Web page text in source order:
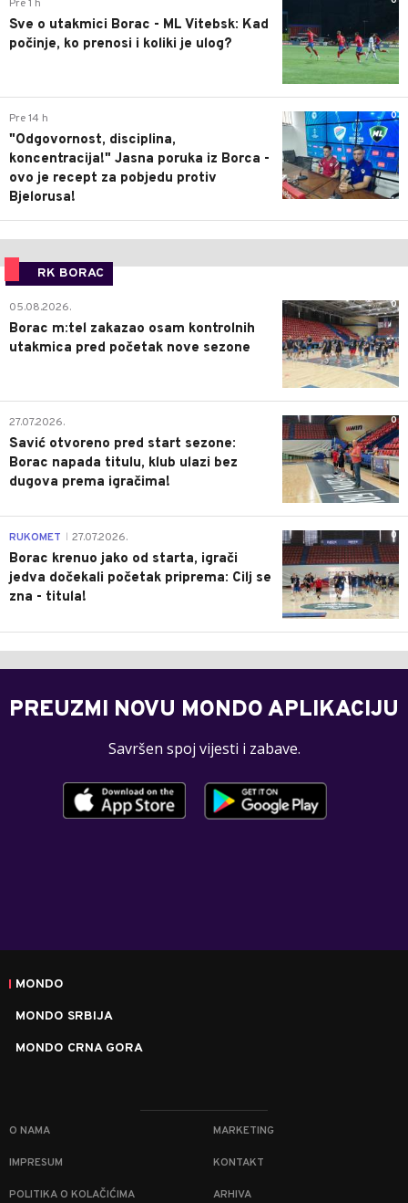
Pre 1 h
Sve o utakmici Borac - ML Vitebsk: Kad
počinje, ko prenosi i koliki je ulog?
0
Pre 14 h
"Odgovornost, disciplina,
koncentracija!" Jasna poruka iz Borca -
ovo je recept za pobjedu protiv
Bjelorusa!
RK BORAC
0
05.08.2026.
Borac m:tel zakazao osam kontrolnih
utakmica pred početak nove sezone
0
27.07.2026.
Savić otvoreno pred start sezone:
Borac napada titulu, klub ulazi bez
dugova prema igračima!
0
RUKOMET 27.07.2026.
Borac krenuo jako od starta, igrači
jedva dočekali početak priprema: Cilj se
zna - titula!
PREUZMI NOVU MONDO APLIKACIJU
Savršen spoj vijesti i zabave.
MONDO
MONDO SRBIJA
MONDO CRNA GORA
O NAMA MARKETING
IMPRESUM KONTAKT
POLITIKA O KOLAČIĆIMA ARHIVA